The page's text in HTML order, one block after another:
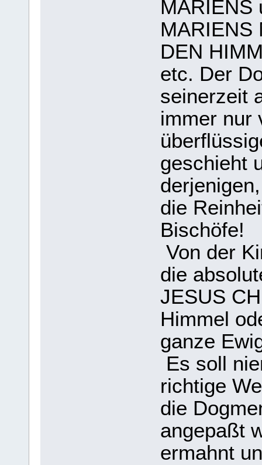
MARIENS
MARIENS
DEN
etc. Der
seinerzeit
immer nur
geschieht
die
Bischöfe!
Von der
die
JESUS
Himmel
ganze
Es soll
richtige
die
angepaßt
ermahnt